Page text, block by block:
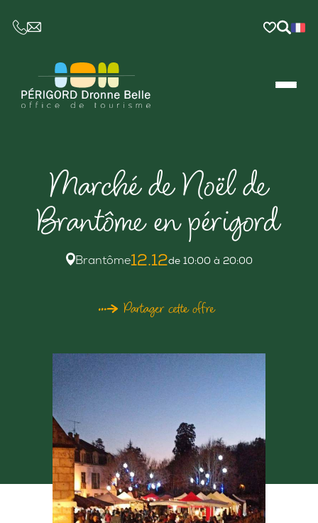
CE LIEN OUVRIRA VOTRE LOGICIEL DE
Marché de Noël de
Brantôme en périgord
Brantôme12.12de 10:00 à 20:00
Partager cette offre